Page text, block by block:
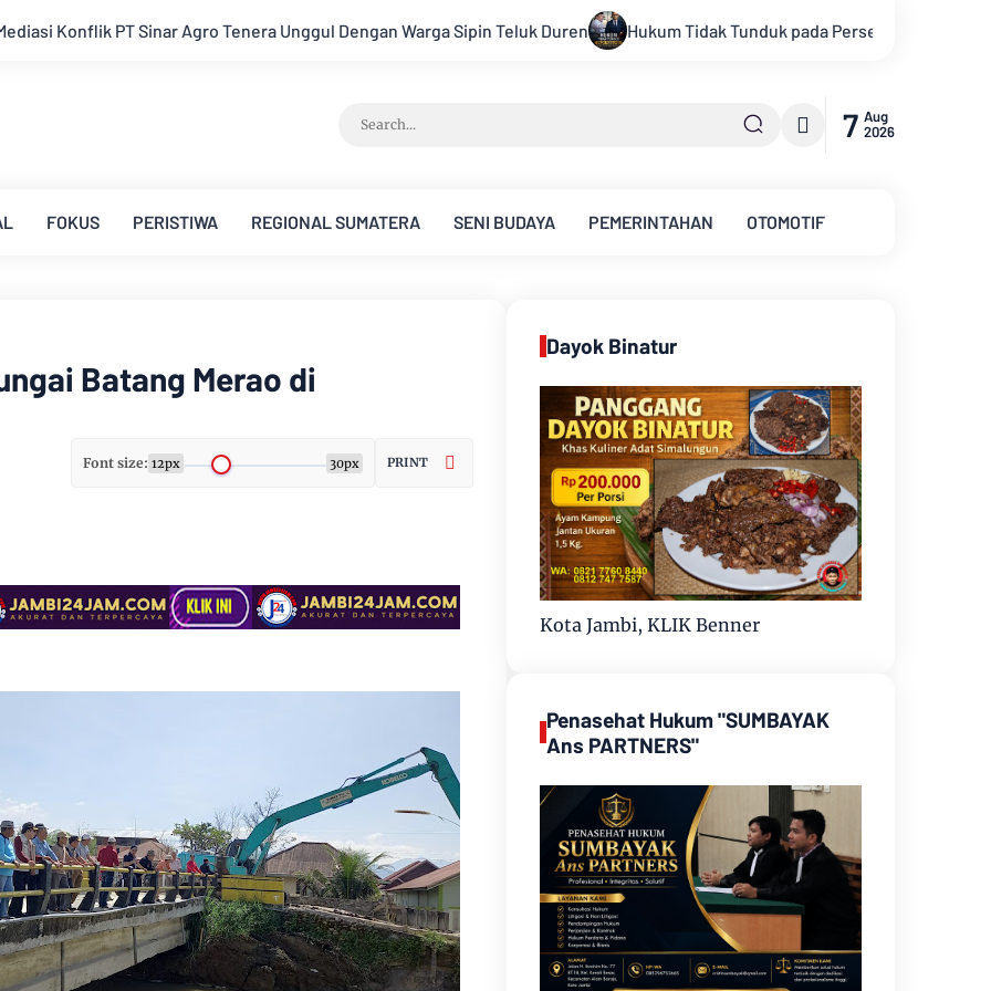
Unggul Dengan Warga Sipin Teluk Duren Hukum Tidak Tunduk pada Persepsi: Kritik Terhadap Monopoli Kebenaran oleh
7 Aug
2026
FOKUS PERISTIWA REGIONAL SUMATERA SENI BUDAYA PEMERINTAHAN OTOMOTIF
Batang Merao di
Font size: 12px 30px PRINT
Dayok Binatur
Kota Jambi, KLIK Benner
Penasehat Hukum "SUMBAYAK
Ans PARTNERS"